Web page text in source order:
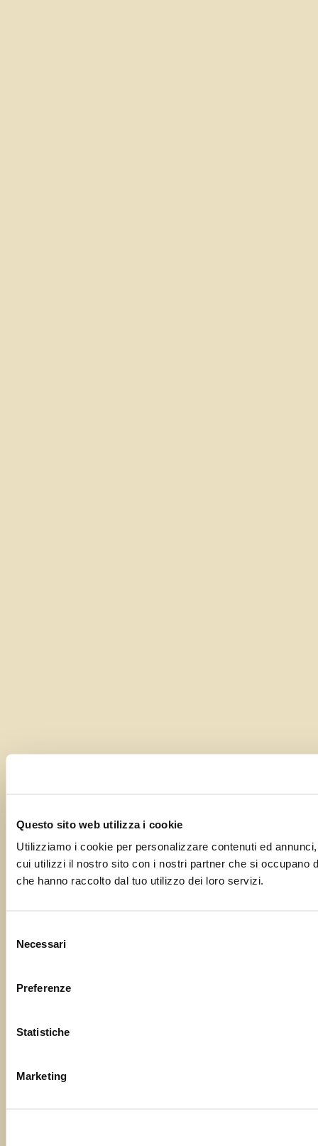
Questo sito web utilizza i cookie
Utilizziamo i cookie per personalizzare contenuti ed
cui utilizzi il nostro sito con i nostri partner che si occupano
che hanno raccolto dal tuo utilizzo dei loro servizi.
delNecessari
Preferenze
Statistiche
Marketing